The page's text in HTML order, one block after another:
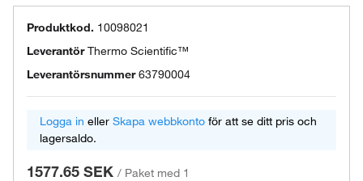
Produktkod. 10098021
LeverantörThermo Scientific™
Leverantörsnummer 63790004
Logga in eller Skapa webbkonto för att se ditt pris och
lagersaldo.
1577.65 SEK / Paket med 1